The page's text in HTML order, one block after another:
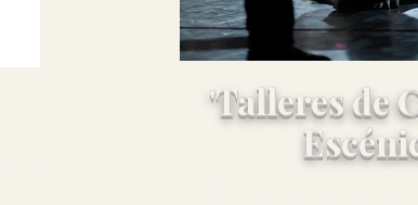
'Talleres de